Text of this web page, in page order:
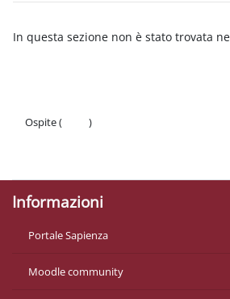
In questa sezione non è stato trovata
Ospite (
)
Informazioni
Portale Sapienza
Moodle community